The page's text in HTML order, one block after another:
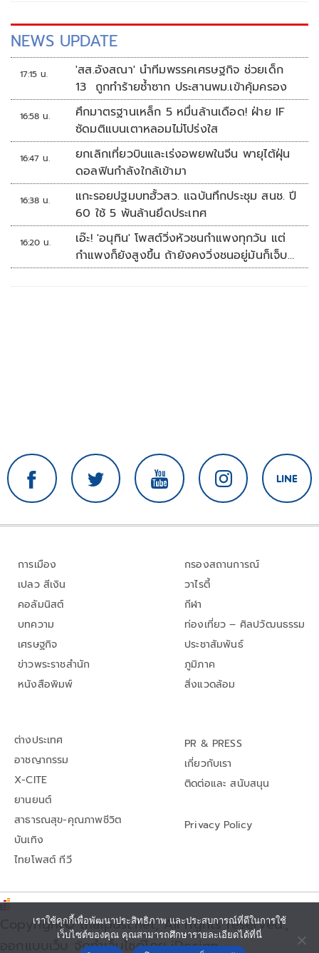
NEWS UPDATE
17:15 น.
'สส.อังสณา' นำทีมพรรคเศรษฐกิจ ช่วยเด็ก
13 ถูกทำร้ายซ้ำซาก ประสานพม.เข้าคุ้มครอง
16:58 น.
ศึกมาตรฐานเหล็ก 5 หมื่นล้านเดือด! ฝ่าย IF
ซัดมติแบนเตาหลอมไม่โปร่งใส
16:47 น.
ยกเลิกเที่ยวบินและเร่งอพยพในจีน พายุไต้ฝุ่น
ดอลฟินกำลังใกล้เข้ามา
16:38 น.
แกะรอยปฐมบทฮั้วสว. แฉบันทึกประชุม สนช. ปี
60 ใช้ 5 พันล้านยึดประเทศ
16:20 น.
เอ๊ะ! 'อนุทิน' โพสต์วิ่งหัวชนกำแพงทุกวัน แต่
กำแพงก็ยังสูงขึ้น ถ้ายังคงวิ่งชนอยู่มันก็เจ็บ
หัวอีก
การเมือง
เปลว สีเงิน
คอลัมนิสต์
บทความ
เศรษฐกิจ
ข่าวพระราชสำนัก
หนังสือพิมพ์
กรองสถานการณ์
วาไรตี้
กีฬา
ท่องเที่ยว – ศิลปวัฒนธรรม
ประชาสัมพันธ์
ภูมิภาค
สิ่งแวดล้อม
ต่างประเทศ
อาชญากรรม
X-CITE
ยานยนต์
สาธารณสุข-คุณภาพชีวิต
บันเทิง
ไทยโพสต์ ทีวี
PR & PRESS
เกี่ยวกับเรา
ติดต่อและ สนับสนุน
Privacy Policy
Copyright© thaipost.net, All rights reserved.,
ออกแบบเว็บ จัดทำเว็บไซต์โดย iDesign
เราใช้คุกกี้เพื่อพัฒนาประสิทธิภาพ และประสบการณ์ที่ดีในการใช้
เว็บไซต์ของคุณ คุณสามารถศึกษารายละเอียดได้ที่นี่